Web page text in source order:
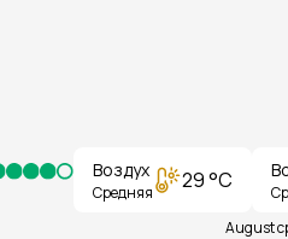
Воздух
Средняя 29 °C
August